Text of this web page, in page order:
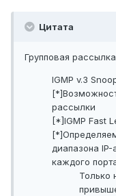
Цитата
Групповая
IGMP v.3
рассылки
[*]IGMP Fast
диапазона
каждого
Только